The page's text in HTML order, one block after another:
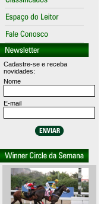
Cadastre-se e receba
novidades:
Nome
E-mail